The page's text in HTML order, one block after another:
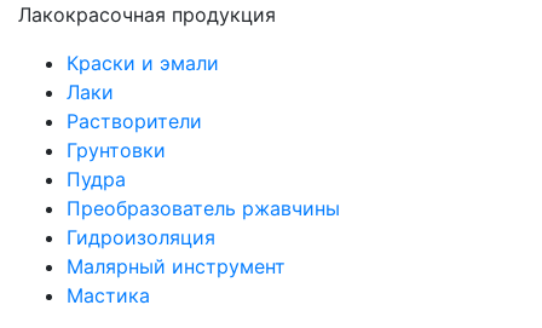
Лакокрасочная продукция
Краски и эмали
Лаки
Растворители
Грунтовки
Пудра
Преобразователь ржавчины
Гидроизоляция
Малярный инструмент
Мастика